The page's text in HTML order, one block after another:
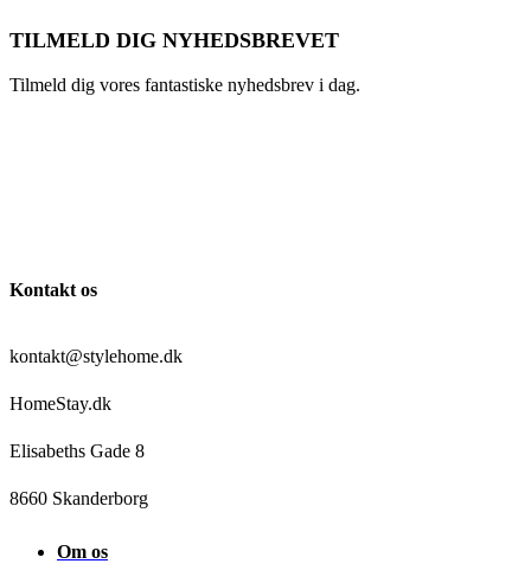
TILMELD DIG NYHEDSBREVET
Tilmeld dig vores fantastiske nyhedsbrev i dag.
Kontakt os
kontakt@stylehome.dk
HomeStay.dk
Elisabeths Gade 8
8660 Skanderborg
Om os